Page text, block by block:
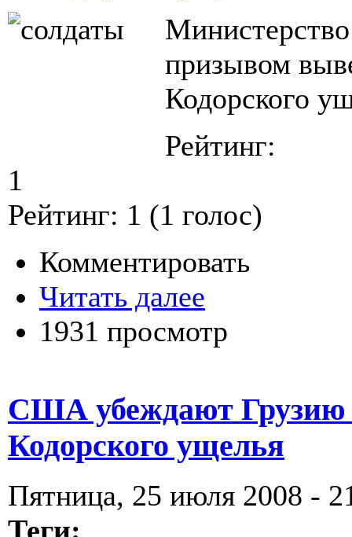
призывом
Кодорского
Рейтинг:
1
Рейтинг: 1 (1 голос)
Комментировать
Читать далее
1931 просмотр
США убеждают Грузию
Кодорского ущелья
Пятница, 25 июля 2008 -
Теги: